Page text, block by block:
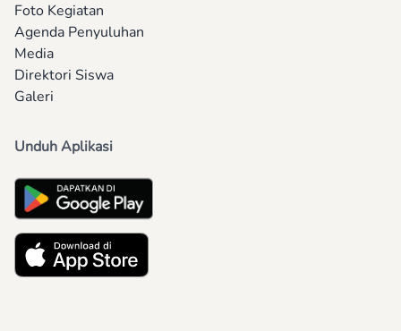
Foto Kegiatan
Agenda Penyuluhan
Media
Direktori Siswa
Galeri
Unduh Aplikasi